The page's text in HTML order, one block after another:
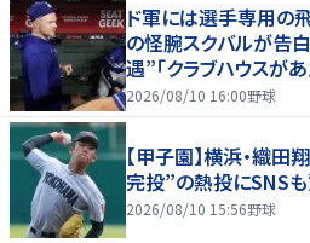
ド軍には選手専用の
の怪腕スクバルが告
遇”「クラブハウスが
ない」
2026/08/10 16:00野球
【甲子園】横浜・織
完投”の熱投にSNSも
2026/08/10 15:56野球